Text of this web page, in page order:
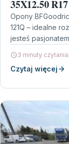
35X12.50
Opony
121Q – idealne
jesteś
3 minuty czytania
Czytaj więcej